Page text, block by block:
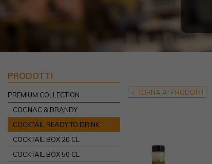
PRODOTTI
PREMIUM COLLECTION
COGNAC & BRANDY
COCKTAIL READY TO DRINK
COCKTAIL BOX 20 CL
COCKTAIL BOX 50 CL
< TORNA AI PRODOTTI